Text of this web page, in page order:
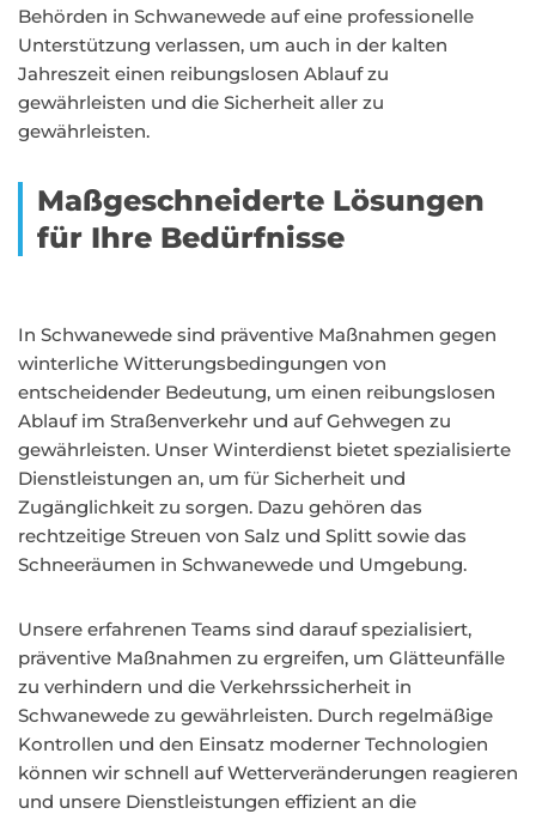
Behörden in Schwanewede auf eine professionelle
Unterstützung verlassen, um auch in der kalten
Jahreszeit einen reibungslosen Ablauf zu
gewährleisten und die Sicherheit aller zu
gewährleisten.
Maßgeschneiderte Lösungen
für Ihre Bedürfnisse
In Schwanewede sind präventive Maßnahmen gegen
winterliche Witterungsbedingungen von
entscheidender Bedeutung, um einen reibungslosen
Ablauf im Straßenverkehr und auf Gehwegen zu
gewährleisten. Unser Winterdienst bietet spezialisierte
Dienstleistungen an, um für Sicherheit und
Zugänglichkeit zu sorgen. Dazu gehören das
rechtzeitige Streuen von Salz und Splitt sowie das
Schneeräumen in Schwanewede und Umgebung.
Unsere erfahrenen Teams sind darauf spezialisiert,
präventive Maßnahmen zu ergreifen, um Glätteunfälle
zu verhindern und die Verkehrssicherheit in
Schwanewede zu gewährleisten. Durch regelmäßige
Kontrollen und den Einsatz moderner Technologien
können wir schnell auf Wetterveränderungen reagieren
und unsere Dienstleistungen effizient an die